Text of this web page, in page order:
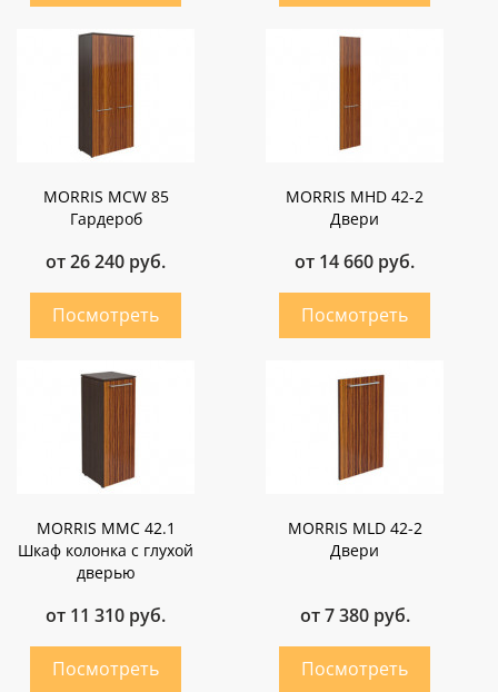
MORRIS MCW 85
Гардероб
от 26 240 руб.
MORRIS MHD 42-2
Двери
от 14 660 руб.
MORRIS MMC 42.1
Шкаф колонка с глухой
дверью
от 11 310 руб.
MORRIS MLD 42-2
Двери
от 7 380 руб.